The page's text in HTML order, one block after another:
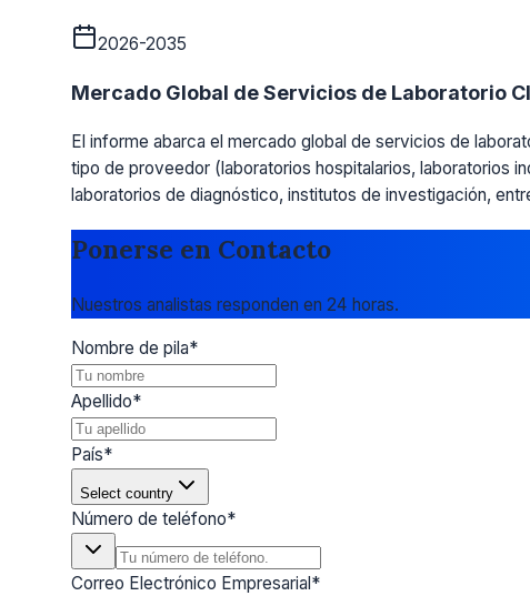
2026-2035
Mercado Global de Servicios de Laboratorio
El informe abarca el mercado global de servicios de
tipo de proveedor (laboratorios hospitalarios, laboratorios
laboratorios de diagnóstico, institutos de investigación,
Ponerse en Contacto
Nuestros analistas responden en 24 horas.
Nombre de pila*
Apellido*
País*
Select country
Número de teléfono*
Correo Electrónico Empresarial*